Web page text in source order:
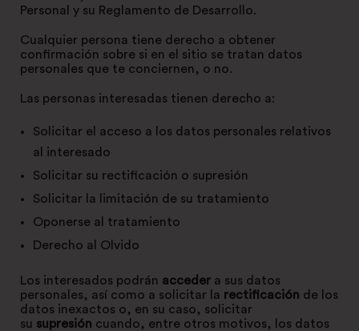
Personal y su Reglamento de Desarrollo.
Cualquier persona tiene derecho a obtener
confirmación sobre si en el sitio se tratan datos
personales que te conciernen, o no.
Las personas interesadas tienen derecho a:
Solicitar el acceso a los datos personales relativos
al interesado
Solicitar su rectificación o supresión
Solicitar la limitación de su tratamiento
Oponerse al tratamiento
Derecho al Olvido
Los interesados podrán acceder a sus datos
personales, así como a solicitar la rectificación de los
datos inexactos o, en su caso, solicitar
su supresión cuando, entre otros motivos, los datos